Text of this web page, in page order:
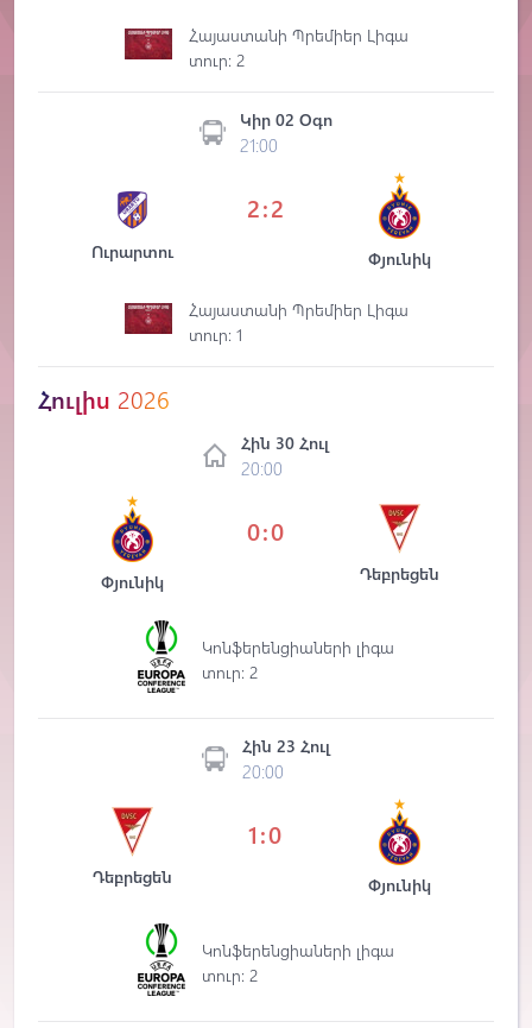
Հայաստանի Պրեմիեր Լիգա
տուր: 2
Կիր 02 Օգո
21:00
Ուրարտու
2:2
Փյունիկ
Հայաստանի Պրեմիեր Լիգա
տուր: 1
Հուլիս 2026
Հին 30 Հուլ
20:00
Փյունիկ
0:0
Դեբրեցեն
Կոնֆերենցիաների լիգա
տուր: 2
Հին 23 Հուլ
20:00
Դեբրեցեն
1:0
Փյունիկ
Կոնֆերենցիաների լիգա
տուր: 2